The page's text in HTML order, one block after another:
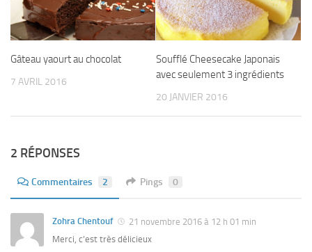
Gâteau yaourt au chocolat
7 AVRIL 2016
Soufflé Cheesecake Japonais
avec seulement 3 ingrédients
20 JANVIER 2016
2 RÉPONSES
Commentaires 2 Pings 0
Zohra Chentouf
21 novembre 2016 à 12 h 01 min
Merci, c’est très délicieux